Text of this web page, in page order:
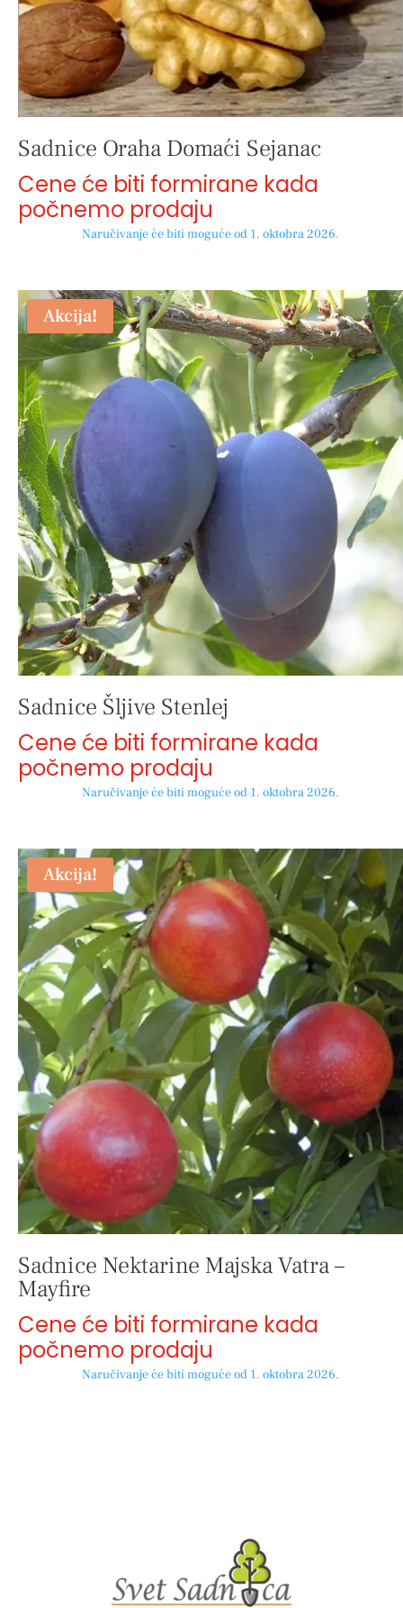
Sadnice Oraha Domaći Sejanac
Cene će biti formirane kada
počnemo prodaju
Naručivanje će biti moguće od 1. oktobra 2026.
Akcija!
Sadnice Šljive Stenlej
Cene će biti formirane kada
počnemo prodaju
Naručivanje će biti moguće od 1. oktobra 2026.
Akcija!
Sadnice Nektarine Majska Vatra –
Mayfire
Cene će biti formirane kada
počnemo prodaju
Naručivanje će biti moguće od 1. oktobra 2026.